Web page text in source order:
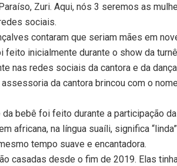
Zuri. Aqui, nós 3 seremos as
sociais.
contaram que seriam mães em
feito inicialmente durante o show da
nas redes sociais da cantora e da
da cantora brincou com o
da bebê foi feito durante a participação
africana, na língua suaíli, significa
tempo suave e encantadora.
casadas desde o fim de 2019. Elas